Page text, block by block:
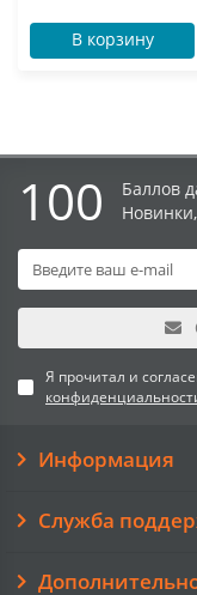
В корзину
100
Баллов
Я прочитал и
Информация
Служба